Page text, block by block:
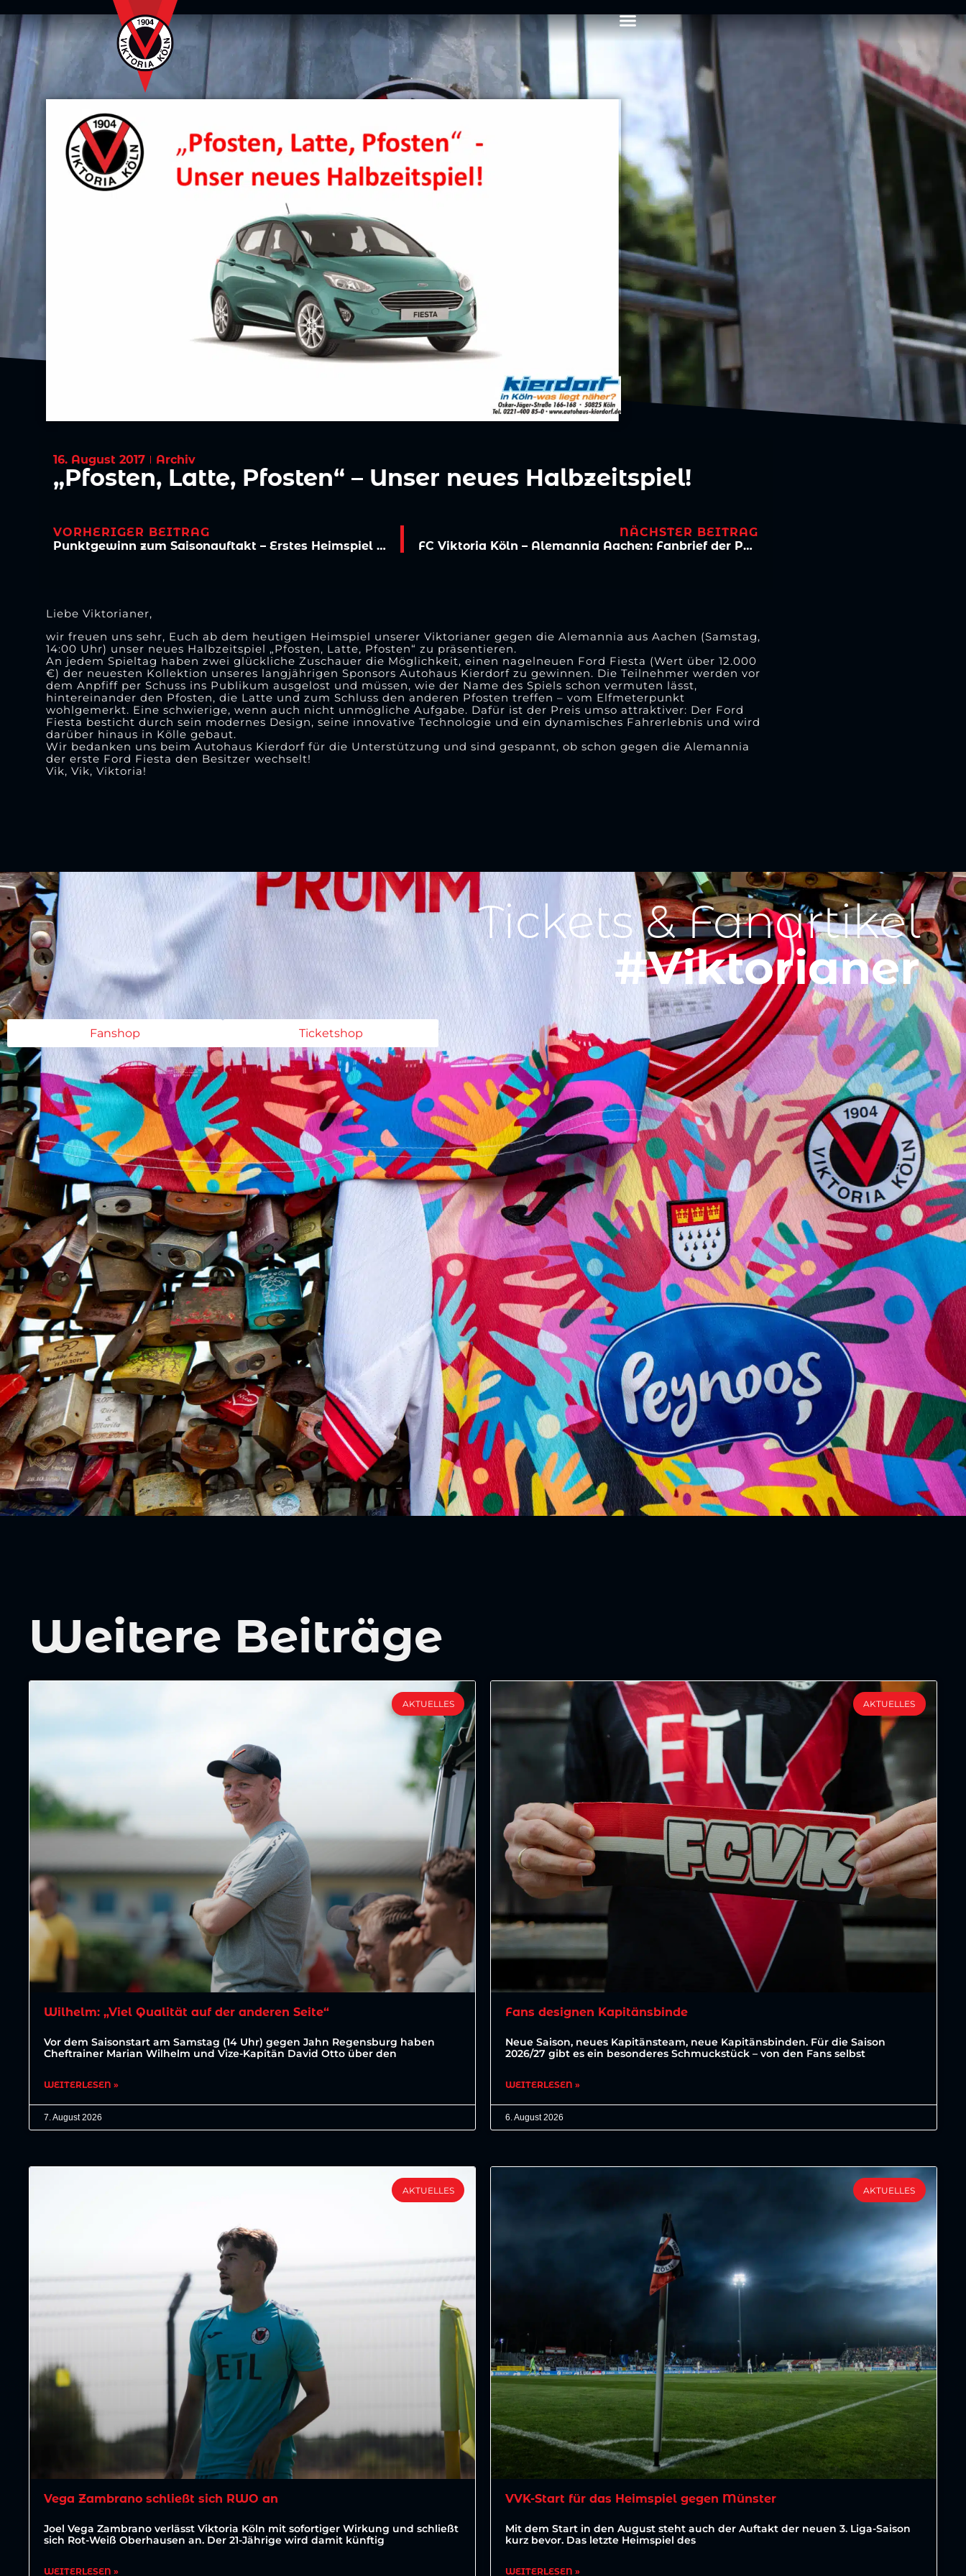
16. August 2017 Archiv
„Pfosten, Latte, Pfosten“ – Unser neues Halbzeitspiel!
VORHERIGER BEITRAG
Punktgewinn zum Saisonauftakt – Erstes Heimspiel gegen Aufsteiger
NÄCHSTER BEITRAG
FC Viktoria Köln – Alemannia Aachen: Fanbrief der Polizei
Liebe Viktorianer,
wir freuen uns sehr, Euch ab dem heutigen Heimspiel unserer Viktorianer gegen die Alemannia aus Aachen (Samstag,
14:00 Uhr) unser neues Halbzeitspiel „Pfosten, Latte, Pfosten“ zu präsentieren.
An jedem Spieltag haben zwei glückliche Zuschauer die Möglichkeit, einen nagelneuen Ford Fiesta (Wert über 12.000
€) der neuesten Kollektion unseres langjährigen Sponsors Autohaus Kierdorf zu gewinnen. Die Teilnehmer werden vor
dem Anpfiff per Schuss ins Publikum ausgelost und müssen, wie der Name des Spiels schon vermuten lässt,
hintereinander den Pfosten, die Latte und zum Schluss den anderen Pfosten treffen – vom Elfmeterpunkt
wohlgemerkt. Eine schwierige, wenn auch nicht unmögliche Aufgabe. Dafür ist der Preis umso attraktiver: Der Ford
Fiesta besticht durch sein modernes Design, seine innovative Technologie und ein dynamisches Fahrerlebnis und wird
darüber hinaus in Kölle gebaut.
Wir bedanken uns beim Autohaus Kierdorf für die Unterstützung und sind gespannt, ob schon gegen die Alemannia
der erste Ford Fiesta den Besitzer wechselt!
Vik, Vik, Viktoria!
Tickets & Fanartikel
#Viktorianer
Fanshop Ticketshop
Weitere Beiträge
AKTUELLES
Wilhelm: „Viel Qualität auf der anderen Seite“
Vor dem Saisonstart am Samstag (14 Uhr) gegen Jahn Regensburg haben
Cheftrainer Marian Wilhelm und Vize-Kapitän David Otto über den
WEITERLESEN »
7. August 2026
AKTUELLES
Fans designen Kapitänsbinde
Neue Saison, neues Kapitänsteam, neue Kapitänsbinden. Für die Saison
2026/27 gibt es ein besonderes Schmuckstück – von den Fans selbst
WEITERLESEN »
6. August 2026
AKTUELLES
Vega Zambrano schließt sich RWO an
Joel Vega Zambrano verlässt Viktoria Köln mit sofortiger Wirkung und schließt
sich Rot-Weiß Oberhausen an. Der 21-Jährige wird damit künftig
WEITERLESEN »
AKTUELLES
VVK-Start für das Heimspiel gegen Münster
Mit dem Start in den August steht auch der Auftakt der neuen 3. Liga-Saison
kurz bevor. Das letzte Heimspiel des
WEITERLESEN »